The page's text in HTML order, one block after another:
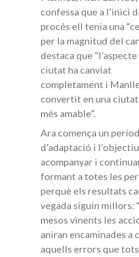
confessa que a l’inici
procés ell tenia una
per la magnitud del
destaca que
ciutat ha canviat
completament i
convertit en una
més amable”.
Ara comença un
d’adaptació i
acompanyar i
formant a totes les
perquè els resultats
vegada siguin millors:
mesos vinents les
aniran encaminades a
aquells errors que tots